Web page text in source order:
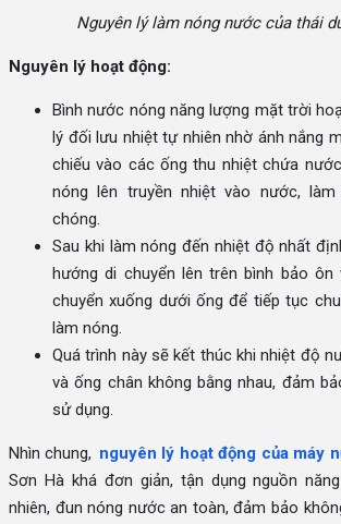
Nguyên lý làm nóng nước của thái
Nguyên lý hoạt động:
Bình nước nóng năng lượng mặt trời
lý đối lưu nhiệt tự nhiên nhờ ánh nắng
chiếu vào các ống thu nhiệt chứa
nóng lên truyền nhiệt vào nước,
chóng.
Sau khi làm nóng đến nhiệt độ nhất
hướng di chuyển lên trên bình bảo
chuyển xuống dưới ống để tiếp tục
làm nóng.
Quá trình này sẽ kết thúc khi nhiệt độ
và ống chân không bằng nhau, đảm
sử dụng.
Nhìn chung, nguyên lý hoạt động của máy
Sơn Hà khá đơn giản, tận dụng nguồn
nhiên, đun nóng nước an toàn, đảm bảo